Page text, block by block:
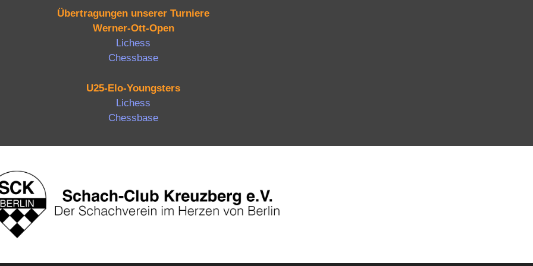
Übertragungen unserer Turniere
Werner-Ott-Open
Lichess
Chessbase
U25-Elo-Youngsters
Lichess
Chessbase